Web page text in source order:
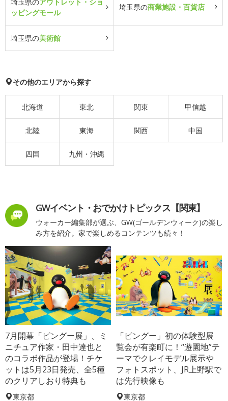
ッピングモール
埼玉県の商業施設・百貨店
埼玉県の美術館
その他のエリアから探す
北海道 東北 関東 甲信越
北陸 東海 関西 中国
四国 九州・沖縄
GWイベント・おでかけトピックス【関東】
ウォーカー編集部が選ぶ、GW(ゴールデンウィーク)の楽し
み方を紹介。家で楽しめるコンテンツも続々！
7月開幕「ピングー展」、ミ
ニチュア作家・田中達也と
のコラボ作品が登場！チケ
ットは5月23日発売、全5種
のクリアしおり特典も
東京都
「ピングー」初の体験型展
覧会が有楽町に！“遊園地”テ
ーマでクレイモデル展示や
フォトスポット、JR上野駅で
は先行映像も
東京都